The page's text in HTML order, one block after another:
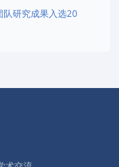
研究成果入选20